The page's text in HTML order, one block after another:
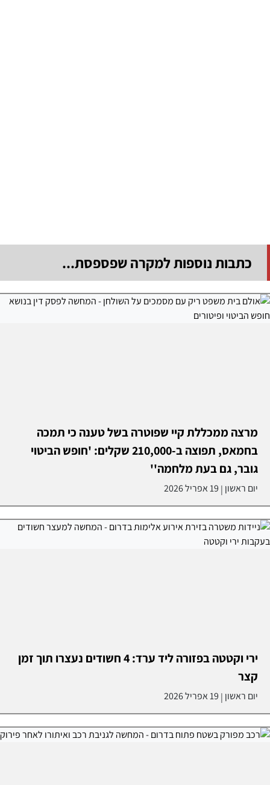
כתבות נוספות למקרה שפספסת...
מרצה ממכללת קיי שפוטרה בשל טענה כי תמכה
בחמאס, תפוצה ב-210,000 שקלים: 'חופש הביטוי
גובר, גם בעת מלחמה''
יום ראשון | 19 אפריל 2026
ירי וקטטה בפזורה ליד ערד: 4 חשודים נעצרו תוך זמן
קצר
יום ראשון | 19 אפריל 2026